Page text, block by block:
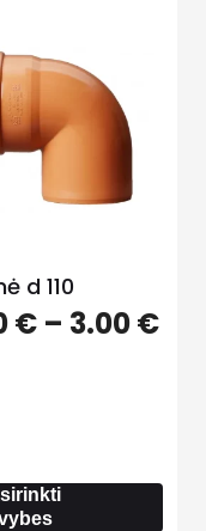
d 110
€ – 3.00€